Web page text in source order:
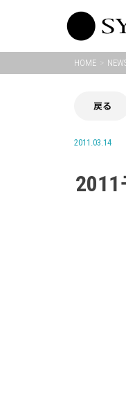
HOME
戻る
2011.03.14